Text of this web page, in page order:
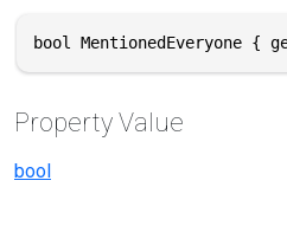
bool MentionedEveryone {
Property Value
bool